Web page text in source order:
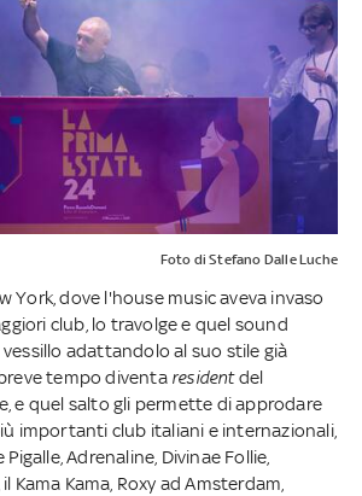
Foto di Stefano Dalle Luche
York, dove l'house music aveva invaso
club, lo travolge e quel sound
adattandolo al suo stile già
tempo diventa residentdel
e quel salto gli permette di approdare
importanti club italiani e internazionali,
Adrenaline, Divinae Follie,
Kama Kama, Roxy ad Amsterdam,